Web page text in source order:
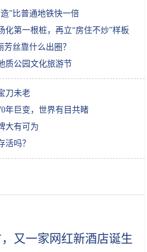
”比普通地铁快一倍
化第一根桩，再立“房住不炒”样板
丝靠什么出圈？
质公园文化旅游节
刀未老
年巨变，世界有目共睹
大有可为
活吗？
又一家网红新酒店诞生